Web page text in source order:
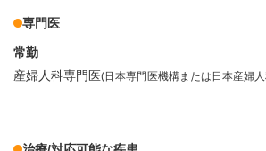
専門医
常勤
産婦人科専門医(日本専門医機構または日本産婦